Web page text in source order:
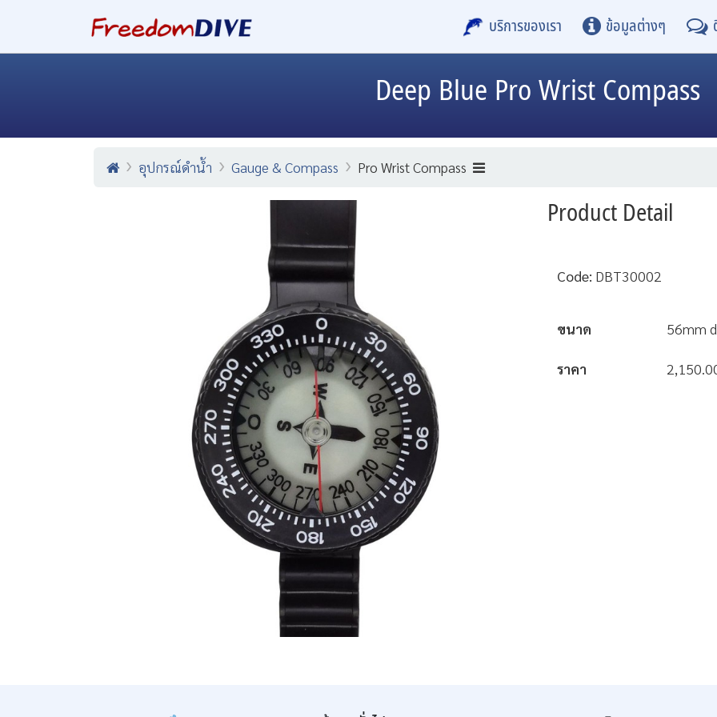
บริการของเรา ข้อมูลต่างๆ
Deep Blue Pro Wrist Compass
อุปกรณ์ดำน้ำ Gauge & Compass Pro Wrist Compass
Product Detail
Code: DBT30002
ขนาด 56mm
ราคา